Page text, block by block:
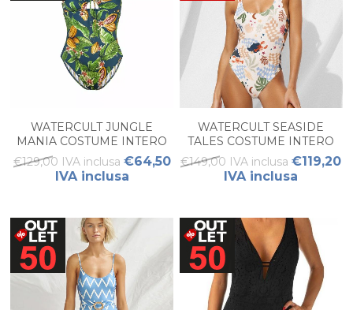
WATERCULT JUNGLE
MANIA COSTUME INTERO
€129,00 IVA inclusa €64,50
IVA inclusa
WATERCULT SEASIDE
TALES COSTUME INTERO
€149,00 IVA inclusa €119,20
IVA inclusa